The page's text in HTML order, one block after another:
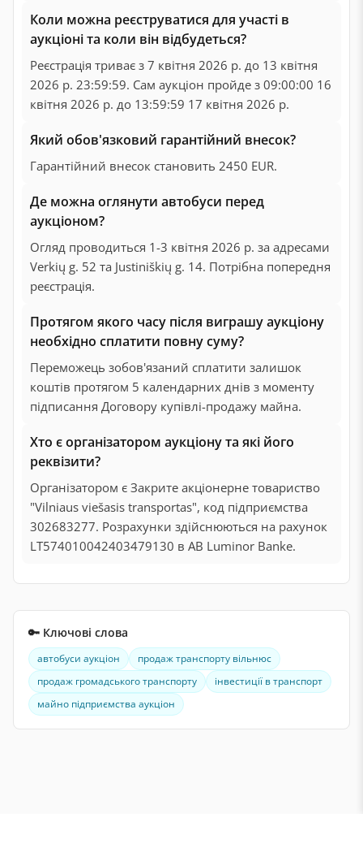
Коли можна реєструватися для участі в
аукціоні та коли він відбудеться?
Реєстрація триває з 7 квітня 2026 р. до 13 квітня
2026 р. 23:59:59. Сам аукціон пройде з 09:00:00 16
квітня 2026 р. до 13:59:59 17 квітня 2026 р.
Який обов'язковий гарантійний внесок?
Гарантійний внесок становить 2450 EUR.
Де можна оглянути автобуси перед
аукціоном?
Огляд проводиться 1-3 квітня 2026 р. за адресами
Verkių g. 52 та Justiniškių g. 14. Потрібна попередня
реєстрація.
Протягом якого часу після виграшу аукціону
необхідно сплатити повну суму?
Переможець зобов'язаний сплатити залишок
коштів протягом 5 календарних днів з моменту
підписання Договору купівлі-продажу майна.
Хто є організатором аукціону та які його
реквізити?
Організатором є Закрите акціонерне товариство
"Vilniaus viešasis transportas", код підприємства
302683277. Розрахунки здійснюються на рахунок
LT574010042403479130 в AB Luminor Banke.
🔑 Ключові слова
автобуси аукціон
продаж транспорту вільнюс
продаж громадського транспорту
інвестиції в транспорт
майно підприємства аукціон